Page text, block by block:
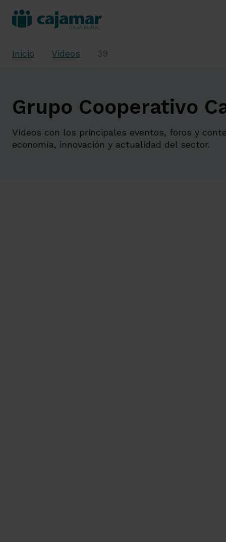
Inicio Videos 39
Grupo Cooperativo
Vídeos con los principales eventos, foros y
economía, innovación y actualidad del sector.